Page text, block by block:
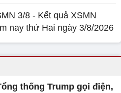
3/8 - Kết quả XSMN
nay thứ Hai ngày 3/8/2026
thống Trump gọi điện,